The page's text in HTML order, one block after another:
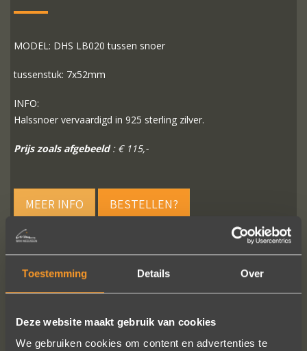
Toestemming Details Over
Deze website maakt gebruik van cookies
We gebruiken cookies om content en advertenties te
MODEL: DHS LB020 tussen snoer
tussenstuk: 7x52mm
INFO:
Halssnoer vervaardigd in 925 sterling zilver.
Prijs zoals afgebeeld: € 115,-
MEER INFO BESTELLEN?